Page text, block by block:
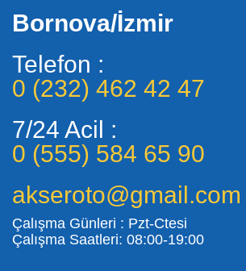
Bornova/İzmir
Telefon :
0 (232) 462 42 47
7/24 Acil :
0 (555) 584 65 90
akseroto@gmail.com
Çalışma Günleri : Pzt-Ctesi
Çalışma Saatleri: 08:00-19:00